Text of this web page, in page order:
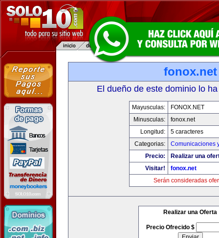
fonox.net
El dueño de este dominio lo
Mayusculas:
FONOX.NET
Minusculas:
fonox.net
Longitud:
5 caracteres
Categorias:
Comunicaciones
Precio:
Realizar una
Visitar!
fonox.net
Serán consideradas
Realizar una Oferta
Precio Ofrecido $